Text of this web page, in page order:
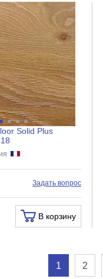
Solid Plus
Задать вопрос
В корзину
1 2